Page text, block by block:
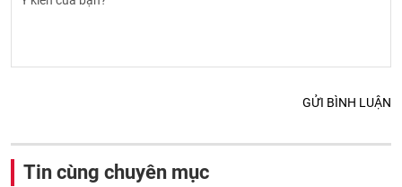
GỬI BÌNH LUẬN
Tin cùng chuyên mục